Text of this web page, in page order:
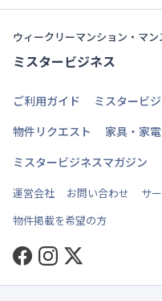
ウィークリーマンション・マ
ミスタービジネス
ご利用ガイド
ミスタービ
物件リクエスト
家具・家
ミスタービジネスマガジン
運営会社 お問い合わせ サ
物件掲載を希望の方
Facebook
Instagram
Twitter